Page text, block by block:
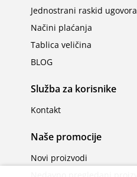
Jednostrani raskid ugovora
Načini plaćanja
Tablica veličina
BLOG
Služba za korisnike
Kontakt
Naše promocije
Novi proizvodi